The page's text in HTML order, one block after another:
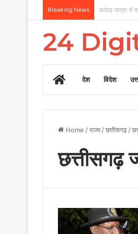
Breaking News कांवड़ यात्रा में
24
Homeदेश विदेश
Home /राज्य /छत्तीसगढ़ /
छत्तीसगढ़